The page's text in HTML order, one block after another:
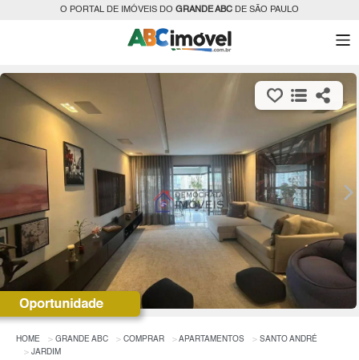
O PORTAL DE IMÓVEIS DO GRANDE ABC DE SÃO PAULO
HOME GRANDE ABC COMPRAR APARTAMENTOS
SANTO ANDRÉ
JARDIM